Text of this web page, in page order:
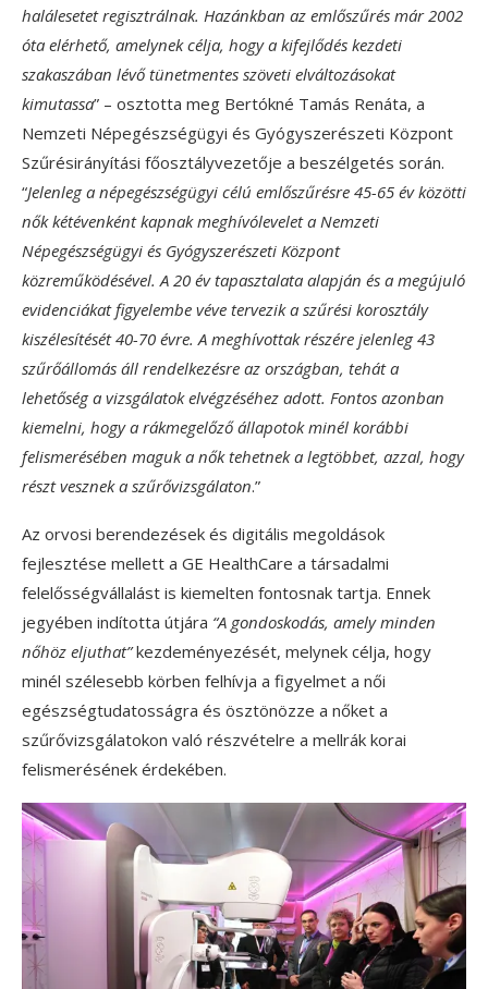
halálesetet regisztrálnak. Hazánkban az emlőszűrés már 2002
óta elérhető, amelynek célja, hogy a kifejlődés kezdeti
szakaszában lévő tünetmentes szöveti elváltozásokat
kimutassa” – osztotta meg Bertókné Tamás Renáta, a
Nemzeti Népegészségügyi és Gyógyszerészeti Központ
Szűrésirányítási főosztályvezetője a beszélgetés során.
“Jelenleg a népegészségügyi célú emlőszűrésre 45-65 év közötti
nők kétévenként kapnak meghívólevelet a Nemzeti
Népegészségügyi és Gyógyszerészeti Központ
közreműködésével. A 20 év tapasztalata alapján és a megújuló
evidenciákat figyelembe véve tervezik a szűrési korosztály
kiszélesítését 40-70 évre. A meghívottak részére jelenleg 43
szűrőállomás áll rendelkezésre az országban, tehát a
lehetőség a vizsgálatok elvégzéséhez adott. Fontos azonban
kiemelni, hogy a rákmegelőző állapotok minél korábbi
felismerésében maguk a nők tehetnek a legtöbbet, azzal, hogy
részt vesznek a szűrővizsgálaton.”
Az orvosi berendezések és digitális megoldások
fejlesztése mellett a GE HealthCare a társadalmi
felelősségvállalást is kiemelten fontosnak tartja. Ennek
jegyében indította útjára “A gondoskodás, amely minden
nőhöz eljuthat”kezdeményezését, melynek célja, hogy
minél szélesebb körben felhívja a figyelmet a női
egészségtudatosságra és ösztönözze a nőket a
szűrővizsgálatokon való részvételre a mellrák korai
felismerésének érdekében.